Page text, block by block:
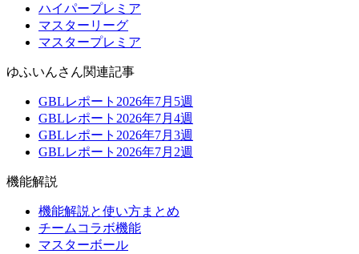
ハイパープレミア
マスターリーグ
マスタープレミア
ゆふいんさん関連記事
GBLレポート2026年7月5週
GBLレポート2026年7月4週
GBLレポート2026年7月3週
GBLレポート2026年7月2週
機能解説
機能解説と使い方まとめ
チームコラボ機能
マスターボール